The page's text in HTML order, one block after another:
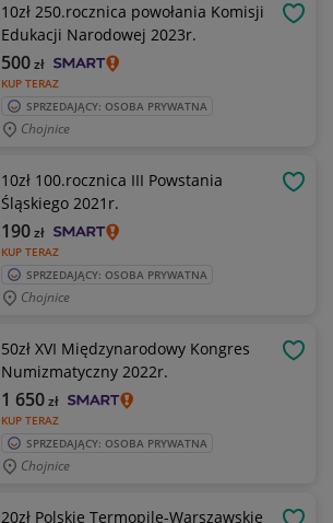
10zł 250.rocznica powołania Komisji
Edukacji Narodowej 2023r.
KUP TERAZ
500zł
SPRZEDAJĄCY: OSOBA PRYWATNA
Chojnice
10zł 100.rocznica III Powstania
Śląskiego 2021r.
KUP TERAZ
190zł
SPRZEDAJĄCY: OSOBA PRYWATNA
Chojnice
50zł XVI Międzynarodowy Kongres
Numizmatyczny 2022r.
KUP TERAZ
1 650zł
SPRZEDAJĄCY: OSOBA PRYWATNA
Chojnice
20zł Polskie Termopile-Warszawskie